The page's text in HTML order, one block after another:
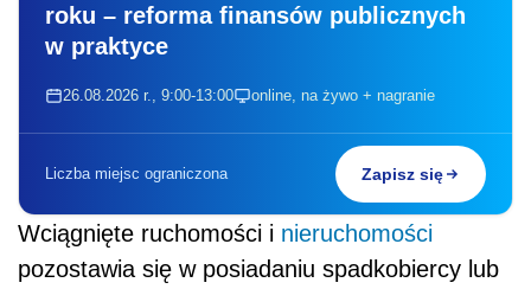
roku – reforma finansów publicznych
w praktyce
26.08.2026 r., 9:00-13:00 online, na żywo + nagranie
Liczba miejsc ograniczona Zapisz się
Wciągnięte ruchomości i nieruchomości
pozostawia się w posiadaniu spadkobiercy lub